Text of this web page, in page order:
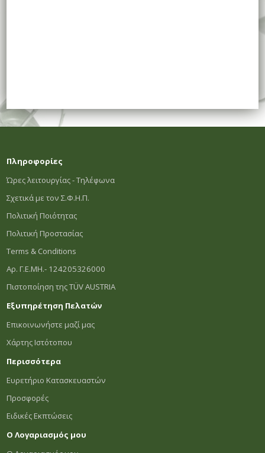
Πληροφορίες
Ώρες λειτουργίας - Τηλέφωνα
Σχετικά με τον Σ.Φ.Η.Π.
Πολιτική Ποιότητας
Πολιτική Προστασίας
Terms & Conditions
Αρ. Γ.Ε.ΜΗ.- 124205326000
Πιστοποίηση της TÜV AUSTRIA
Εξυπηρέτηση Πελατών
Επικοινωνήστε μαζί μας
Χάρτης Ιστότοπου
Περισσότερα
Ευρετήριο Κατασκευαστών
Προσφορές
Ειδικές Εκπτώσεις
Ο Λογαριασμός μου